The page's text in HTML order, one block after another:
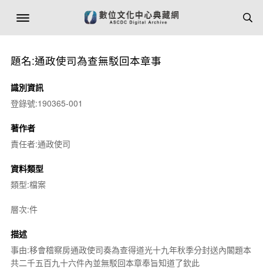
題名:通政使司為查無駁回本章事
識別資訊
登錄號:190365-001
著作者
責任者:通政使司
資料類型
類型:檔案
層次:件
描述
事由:移會稽察房通政使司奏為查得道光十九年秋季分封送內閣題本
共二千五百九十六件內並無駁回本章奉旨知道了欽此